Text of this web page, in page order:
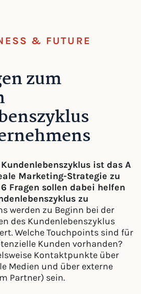
& FUTURE
zum
ist das A
Marketing-Strategie zu
Fragen sollen dabei helfen
zu
werden zu Beginn bei der
des Kundenlebenszyklus
Welche Touchpoints sind für
Kunden vorhanden?
Kontaktpunkte über
Medien und über externe
Partner) sein.